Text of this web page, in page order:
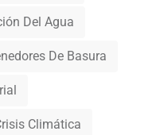
Del Agua
De Basura
Climática